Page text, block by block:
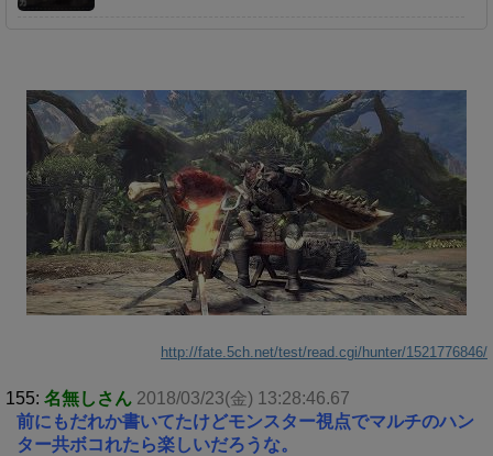
http://fate.5ch.net/test/read.cgi/hunter/1521776846/
155: 名無しさん 2018/03/23(金) 13:28:46.67
前にもだれか書いてたけどモンスター視点でマルチのハン
ター共ボコれたら楽しいだろうな。